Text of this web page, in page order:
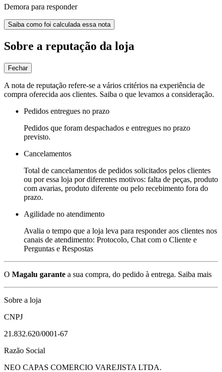
Demora para responder
Saiba como foi calculada essa nota
Sobre a reputação da loja
Fechar
A nota de reputação refere-se a vários critérios na experiência de
compra oferecida aos clientes. Saiba o que levamos a consideração.
Pedidos entregues no prazo
Pedidos que foram despachados e entregues no prazo
previsto.
Cancelamentos
Total de cancelamentos de pedidos solicitados pelos clientes
ou por essa loja por diferentes motivos: falta de peças, produto
com avarias, produto diferente ou pelo recebimento fora do
prazo.
Agilidade no atendimento
Avalia o tempo que a loja leva para responder aos clientes nos
canais de atendimento: Protocolo, Chat com o Cliente e
Perguntas e Respostas
O Magalu garante a sua compra, do pedido à entrega. Saiba mais
Sobre a loja
CNPJ
21.832.620/0001-67
Razão Social
NEO CAPAS COMERCIO VAREJISTA LTDA.